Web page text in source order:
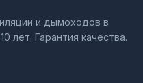
и дымоходов в
лет. Гарантия качества.